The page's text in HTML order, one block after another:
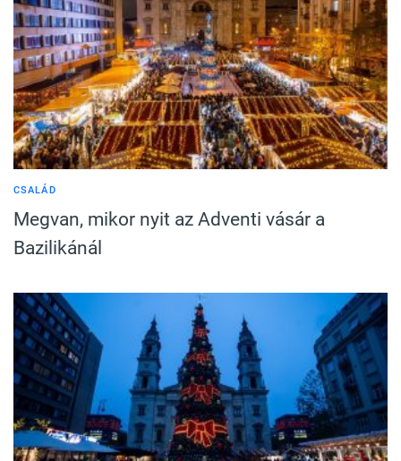
CSALÁD
Megvan, mikor nyit az Adventi vásár a
Bazilikánál